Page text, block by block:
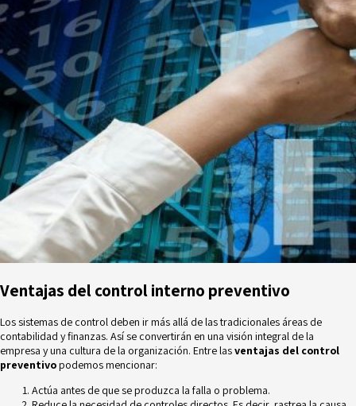
Ventajas del control interno preventivo
Los sistemas de control deben ir más allá de las tradicionales áreas de
contabilidad y finanzas. Así se convertirán en una visión integral de la
empresa y una cultura de la organización. Entre lasventajas del control
preventivopodemos mencionar:
Actúa antes de que se produzca la falla o problema.